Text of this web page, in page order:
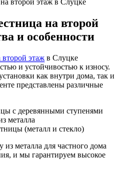
на второй
и особенности
этаж в Слуцке
и устойчивостью к износу.
как внутри дома, так и
представлены различные
с деревянными ступенями
металла
(металл и стекло)
из металла для частного дома
и мы гарантируем высокое